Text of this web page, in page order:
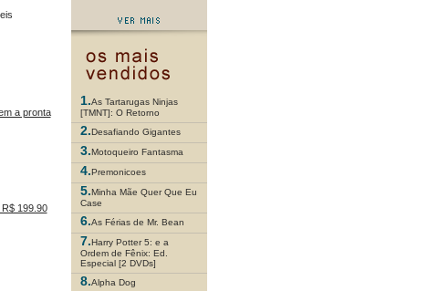
a pronta
199.90
1.As Tartarugas Ninjas
[TMNT]: O Retorno
2.Desafiando Gigantes
3.Motoqueiro Fantasma
4.Premonicoes
5.Minha Mãe Quer Que Eu
Case
6.As Férias de Mr. Bean
7.Harry Potter 5: e a
Ordem de Fênix: Ed.
Especial [2 DVDs]
8.Alpha Dog